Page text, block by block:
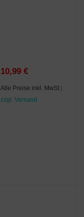
10,99 €
Alle Preise inkl. MwSt |
zzgl. Versand